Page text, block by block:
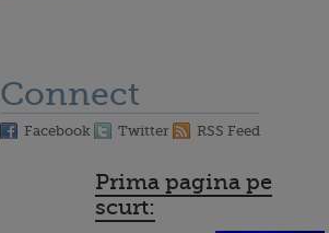
Connect
Facebook Twitter RSS Feed
Prima pagina pe
scurt: